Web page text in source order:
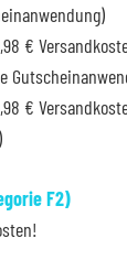
€
€
F2)